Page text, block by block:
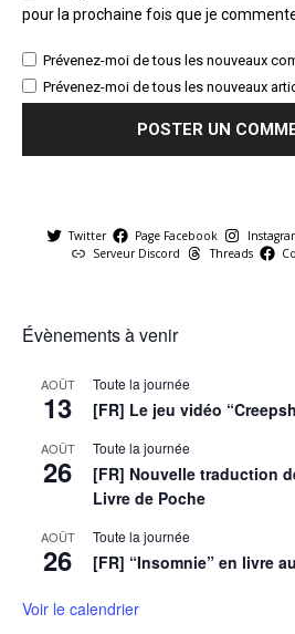
pour la prochaine fois que je
Prévenez-moi de tous les nouveaux
Prévenez-moi de tous les nouveaux
Twitter Page Facebook
Serveur Discord
Threads
Évènements à venir
AOÛT
13
Toute la journée
[FR] Le jeu vidéo
AOÛT
26
Toute la journée
[FR] Nouvelle traduction
Livre de Poche
AOÛT
26
Toute la journée
[FR] “Insomnie” en livre
Voir le calendrier